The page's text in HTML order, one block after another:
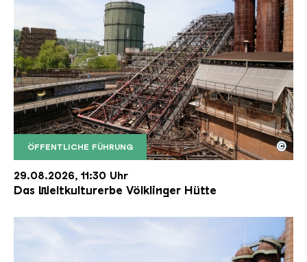
ÖFFENTLICHE FÜHRUNG
Der Erzschrägaufzug der Völklinger Hütte mit
Copyright: Weltkulturerbe Völklinger Hütte | Karl
©
29.08.2026, 11:30 Uhr
Das Weltkulturerbe Völklinger Hütte